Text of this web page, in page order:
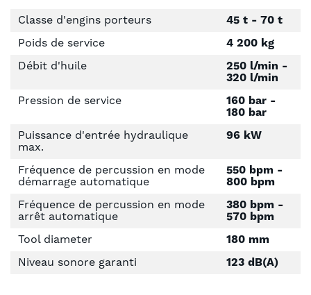
Classe d'engins porteurs
45 t - 70 t
Poids de service
4 200 kg
Débit d'huile
250 l/min -
320 l/min
Pression de service
160 bar -
180 bar
Puissance d'entrée hydraulique
max.
96 kW
Fréquence de percussion en mode
démarrage automatique
550 bpm -
800 bpm
Fréquence de percussion en mode
arrêt automatique
380 bpm -
570 bpm
Tool diameter
180 mm
Niveau sonore garanti
123 dB(A)